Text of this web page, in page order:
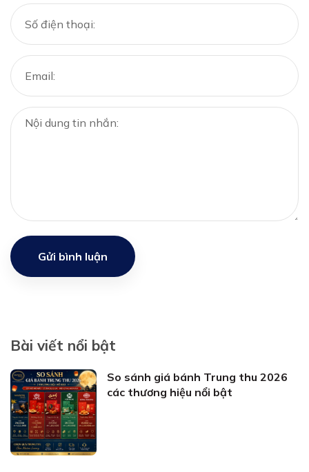
Gửi bình luận
Bài viết nổi bật
So sánh giá bánh Trung thu 2026
các thương hiệu nổi bật